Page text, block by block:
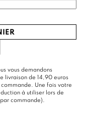
vous demandons
livraison de 14,90 euros
Une fois votre
à utiliser lors de
commande).